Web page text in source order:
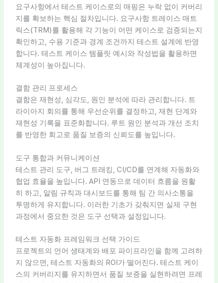
요구사항에서 테스트 케이스로의 매핑은 누락 없이 커버리
지를 확보하는 핵심 절차입니다. 요구사항 트레이스 매트
릭스(TRM)를 활용해 각 기능이 어떤 케이스로 검증되는지
확인하고, 수용 기준과 경계 조건까지 테스트 설계에 반영
합니다. 테스트 케이스 템플릿 예시와 작성법을 활용하면
체계성이 높아집니다.
결함 관리 프로세스
결함은 재현성, 심각도, 원인 분석에 따라 관리합니다. 트
라이아지 회의를 통해 우선순위를 결정하고, 재현 단계와
재현성 기록을 표준화합니다. 루트 원인 분석과 개선 조치
를 반영한 회고로 품질 보증의 신뢰도를 높입니다.
도구 통합과 커뮤니케이션
테스트 관리 도구, 버그 트래킹, CI/CD를 연계해 자동화와
협업 효율을 높입니다. API 연동으로 데이터 흐름을 원활
히 하고, 알림 규칙과 대시보드를 통해 팀 간 의사소통을
투명하게 유지합니다. 이러한 기초가 갖춰지면 실제 구현
과정에서 중요한 것은 도구 선택과 설정입니다.
테스트 자동화 프레임워크 선택 가이드
프로젝트의 언어 생태계와 배포 파이프라인을 함께 고려하
지 않으면, 테스트 자동화의 ROI가 떨어진다. 테스트 케이
스의 커버리지를 유지하면서 품질 보증을 실현하려면 프레